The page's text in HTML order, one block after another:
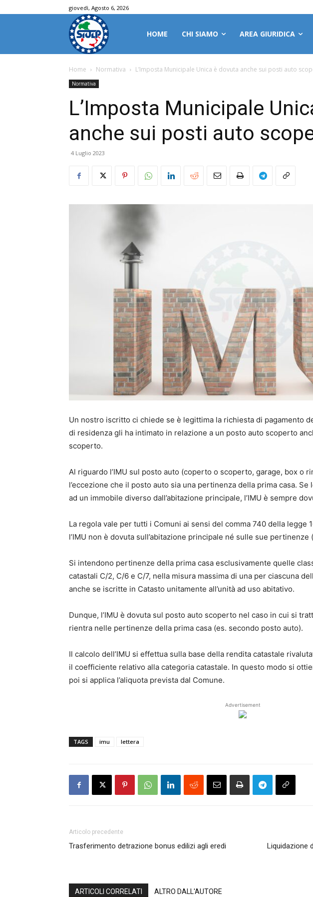
giovedì, Agosto 6, 2026
HOME CHI SIAMO AREA GIURIDICA
Home Normativa L’Imposta Municipale Unica è dovuta anche sui posti auto
Normativa
L’Imposta Municipale
anche sui posti auto
4 Luglio 2023
Un nostro iscritto ci chiede se è legittima la richiesta di pagamento
di residenza gli ha intimato in relazione a un posto auto scoperto
scoperto.
Al riguardo l’IMU sul posto auto (coperto o scoperto, garage, box o
l’eccezione che il posto auto sia una pertinenza della prima casa. Se
ad un immobile diverso dall’abitazione principale, l’IMU è sempre
La regola vale per tutti i Comuni ai sensi del comma 740 della legge
l’IMU non è dovuta sull’abitazione principale né sulle sue pertinenze
Si intendono pertinenze della prima casa esclusivamente quelle
catastali C/2, C/6 e C/7, nella misura massima di una per ciascuna
anche se iscritte in Catasto unitamente all’unità ad uso abitativo.
Dunque, l’IMU è dovuta sul posto auto scoperto nel caso in cui si
rientra nelle pertinenze della prima casa (es. secondo posto auto).
Il calcolo dell’IMU si effettua sulla base della rendita catastale
il coefficiente relativo alla categoria catastale. In questo modo si
poi si applica l’aliquota prevista dal Comune.
Advertisement
TAGS imu lettera
Articolo precedente
Trasferimento detrazione bonus edilizi agli eredi
Liquidazione
ARTICOLI CORRELATI ALTRO DALL'AUTORE